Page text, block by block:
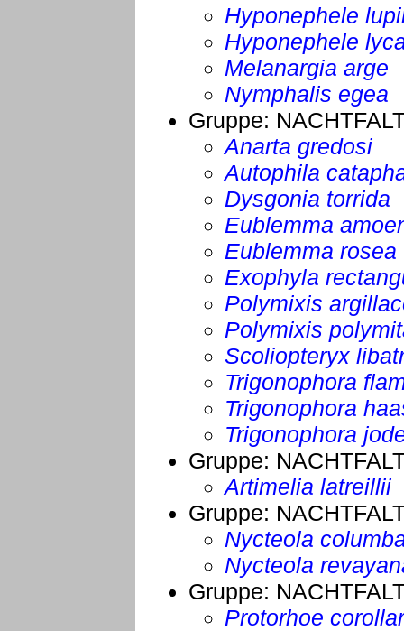
Hyponephele
Hyponephele
Melanargia arge
Nymphalis egea
Gruppe:
Anarta gredosi
Autophila
Dysgonia torrida
Eublemma
Eublemma rosea
Exophyla
Polymixis
Polymixis
Scoliopteryx
Trigonophora
Trigonophora
Trigonophora
Gruppe:
Artimelia latreillii
Gruppe:
Nycteola
Nycteola
Gruppe:
Protorhoe